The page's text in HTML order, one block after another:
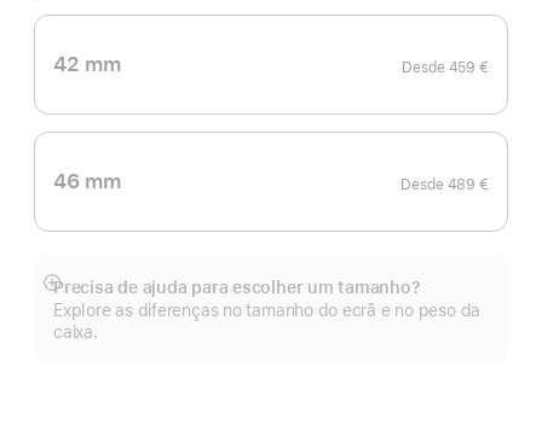
42 mm Desde 459 €
46 mm Desde 489 €
Precisa de ajuda para escolher um tamanho?
Explore as diferenças no tamanho do ecrã e no peso da
caixa.
Veja
mais